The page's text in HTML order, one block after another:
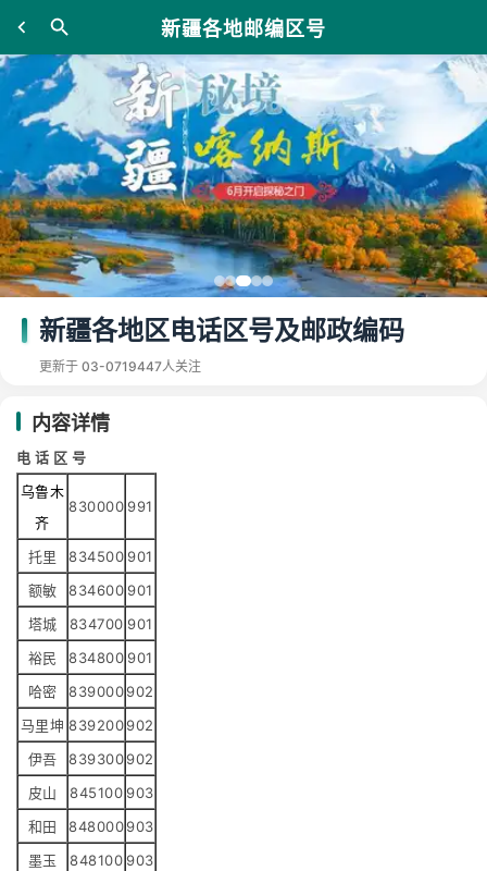
新疆各地邮编区号
新疆各地区电话区号及邮政编码
更新于 03-0719447人关注
内容详情
电 话 区 号
乌鲁木
齐
830000 991
托里 834500 901
额敏
834600 901
塔城
834700 901
裕民
834800 901
哈密
839000902
马里坤 839200902
伊吾
839300902
皮山
845100 903
和田
848000903
墨玉
848100 903